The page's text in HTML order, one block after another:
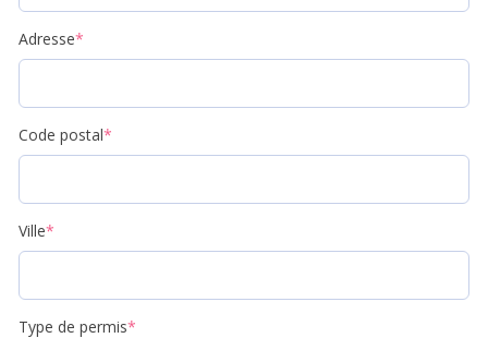
Adresse*
Code postal*
Ville*
Type de permis*